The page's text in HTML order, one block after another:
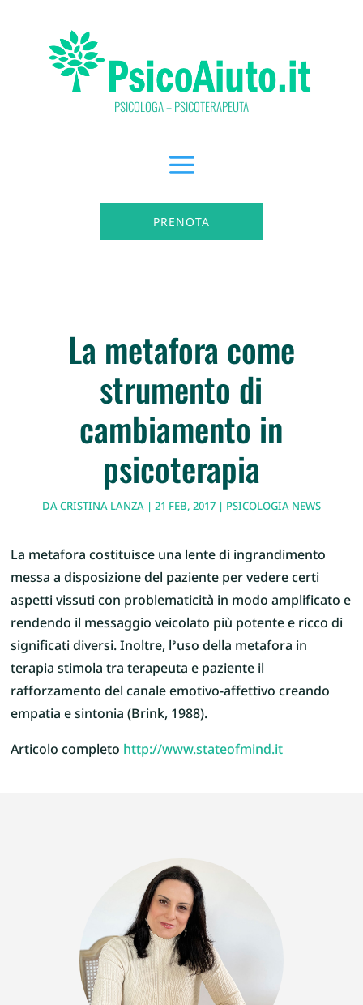
PSICOLOGA – PSICOTERAPEUTA
PRENOTA
La metafora come
strumento di
cambiamento in
psicoterapia
DACRISTINA LANZA|21 FEB, 2017| PSICOLOGIA NEWS
La metafora costituisce una lente di ingrandimento
messa a disposizione del paziente per vedere certi
aspetti vissuti con problematicità in modo amplificato e
rendendo il messaggio veicolato più potente e ricco di
significati diversi. Inoltre, l’uso della metafora in
terapia stimola tra terapeuta e paziente il
rafforzamento del canale emotivo-affettivo creando
empatia e sintonia (Brink, 1988).
Articolo completohttp://www.stateofmind.it